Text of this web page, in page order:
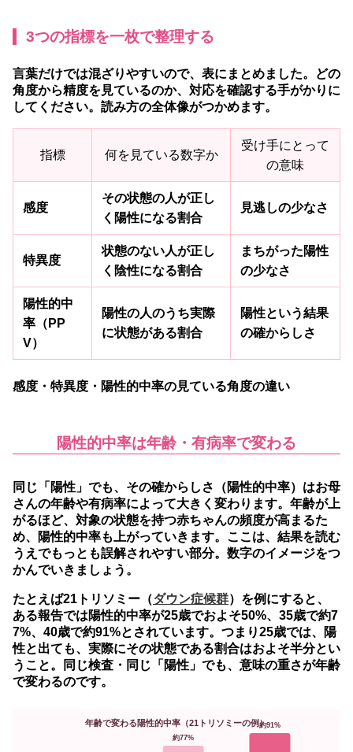
3つの指標を一枚で整理する
言葉だけでは混ざりやすいので、表にまとめました。どの
角度から精度を見ているのか、対応を確認する手がかりに
してください。読み方の全体像がつかめます。
指標 何を見ている数字か
受け手にとって
の意味
感度
その状態の人が正し
く陽性になる割合
見逃しの少なさ
特異度
状態のない人が正し
く陰性になる割合
まちがった陽性
の少なさ
陽性的中
率（PP
V）
陽性の人のうち実際
に状態がある割合
陽性という結果
の確からしさ
感度・特異度・陽性的中率の見ている角度の違い
陽性的中率は年齢・有病率で変わる
同じ「陽性」でも、その確からしさ（陽性的中率）はお母
さんの年齢や有病率によって大きく変わります。 年齢が上
がるほど、対象の状態を持つ赤ちゃんの頻度が高まるた
め、陽性的中率も上がっていきます。ここは、結果を読む
うえでもっとも誤解されやすい部分。数字のイメージをつ
かんでいきましょう。
たとえば21トリソミー（ダウン症候群）を例にすると、
ある報告では陽性的中率が25歳でおよそ50%、35歳で約7
7%、40歳で約91%とされています。つまり25歳では、陽
性と出ても、実際にその状態である割合はおよそ半分とい
うこと。同じ検査・同じ「陽性」でも、意味の重さが年齢
で変わるのです。
年齢で変わる陽性的中率（21トリソミーの例）
約77%
約91%